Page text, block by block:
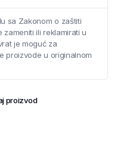
sa Zakonom o zaštiti
ili reklamirati u
je moguć za
proizvode u originalnom
proizvod